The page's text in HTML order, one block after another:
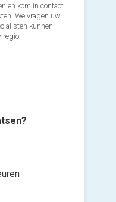
en kom in contact
We vragen uw
kunnen